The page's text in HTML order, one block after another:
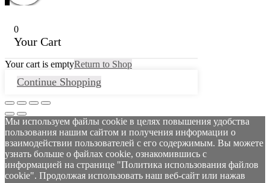
0
Your Cart
Your cart is emptyReturn to Shop
Continue Shopping
Мы используем файлы cookie в целях повышения удобства
пользования нашим сайтом и получения информации о
взаимодействии пользователей с его содержимым. Вы можете
узнать больше о файлах cookie, ознакомившись с
информацией на странице "Политика использования файлов
cookie". Продолжая использовать наш веб-сайт или нажав